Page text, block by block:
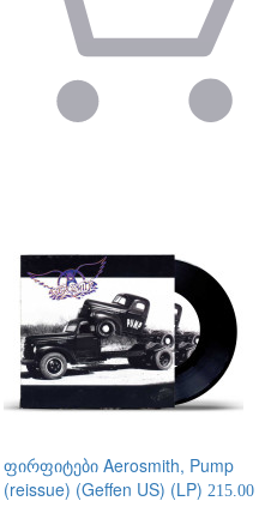
ფირფიტები Aerosmith, Pump
(reissue) (Geffen US) (LP) 215.00